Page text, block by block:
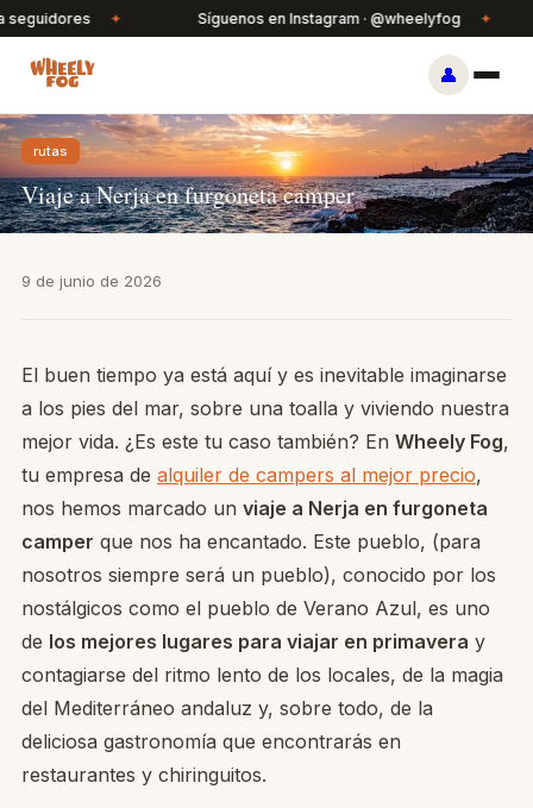
✦ Síguenos en Instagram · @wheelyfog ✦
👤
rutas
Viaje a Nerja en furgoneta camper
9 de junio de 2026
El buen tiempo ya está aquí y es inevitable imaginarse
a los pies del mar, sobre una toalla y viviendo nuestra
mejor vida. ¿Es este tu caso también? En Wheely Fog,
tu empresa de alquiler de campers al mejor precio,
nos hemos marcado un viaje a Nerja en furgoneta
camper que nos ha encantado. Este pueblo, (para
nosotros siempre será un pueblo), conocido por los
nostálgicos como el pueblo de Verano Azul, es uno
de los mejores lugares para viajar en primavera y
contagiarse del ritmo lento de los locales, de la magia
del Mediterráneo andaluz y, sobre todo, de la
deliciosa gastronomía que encontrarás en
restaurantes y chiringuitos.